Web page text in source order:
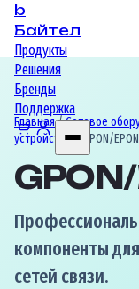
b
Байтел
Продукты
Решения
Бренды
Поддержка
Главная/Сетевое
устройства/ GPON/EPON
компоненты
сетей связи.